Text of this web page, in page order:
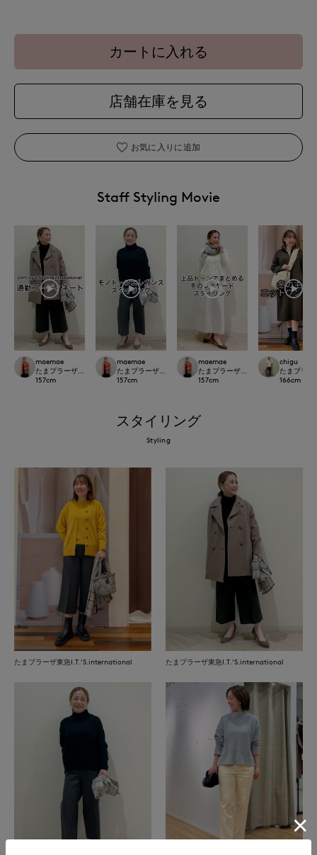
カートに入れる
店舗在庫を見る
お気に入りに追加
Staff Styling Movie
maemae
たまプラーザ東急I.T.'S.international
157cm
maemae
たまプラーザ東急I.T.'S.international
157cm
maemae
たまプラーザ東急I.T.'S.international
157cm
chigu
たまプラ
166cm
スタイリング
Styling
たまプラーザ東急I.T.'S.international たまプラーザ東急I.T.'S.international